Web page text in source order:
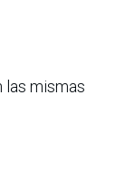
las mismas